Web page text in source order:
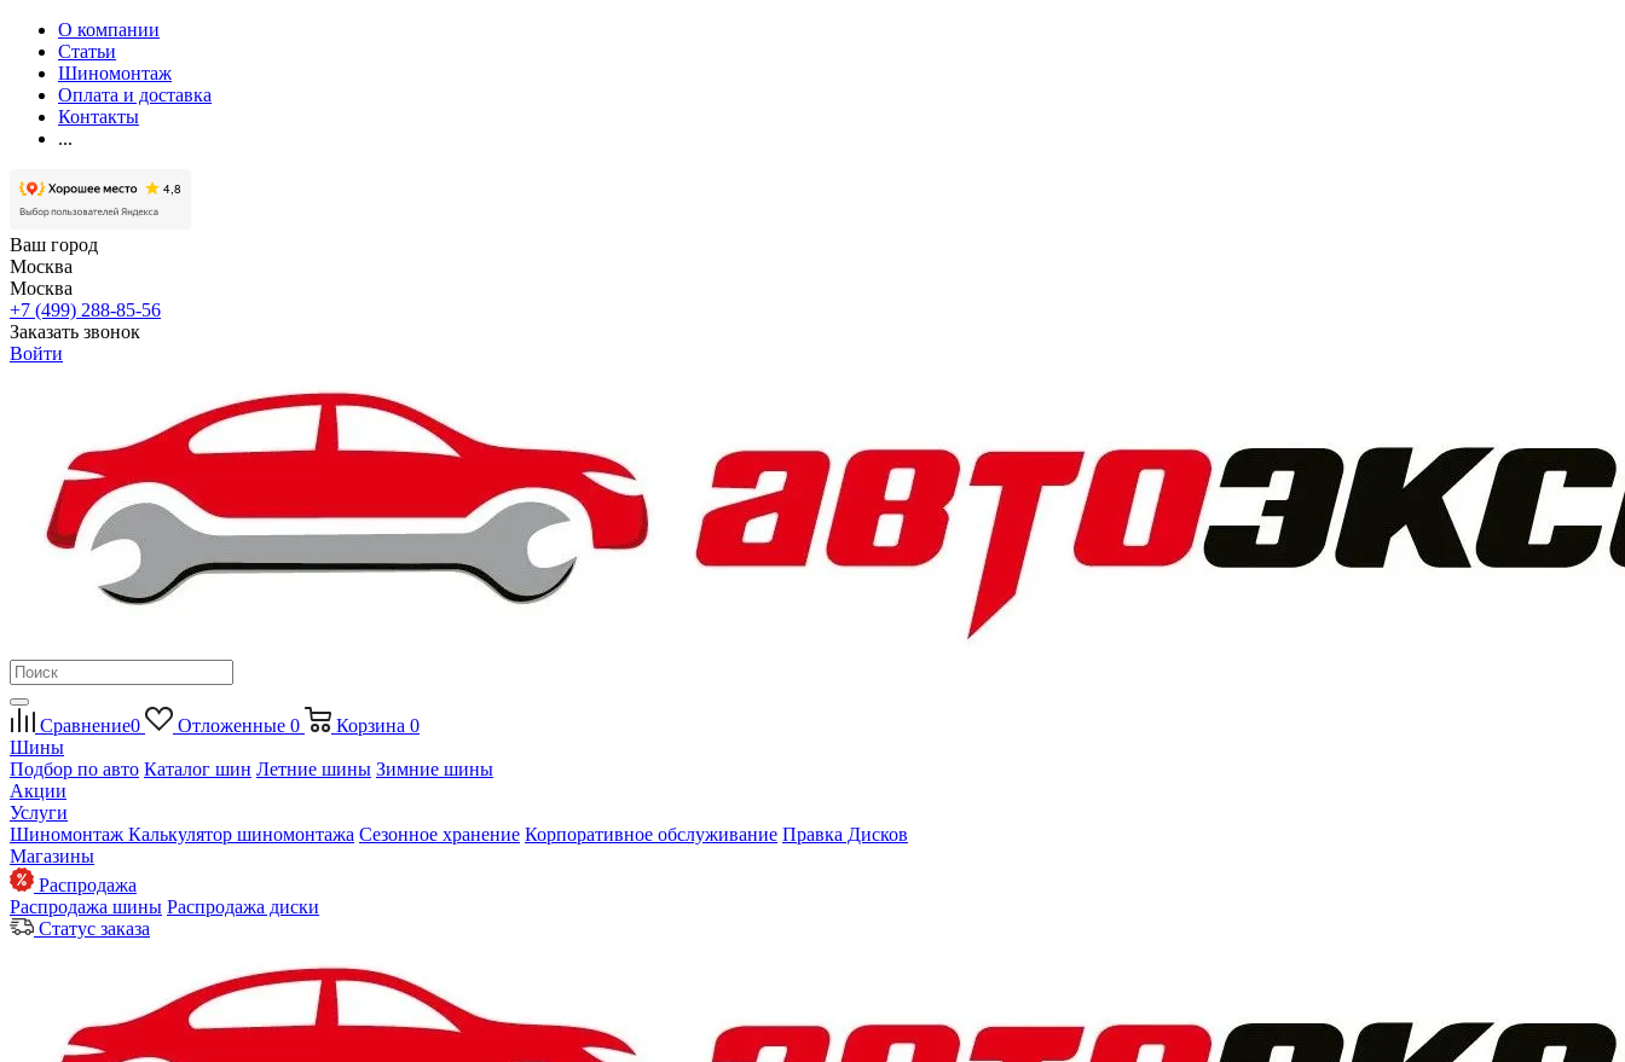
О компании
Статьи
Шиномонтаж
Оплата и доставка
Контакты
...
Ваш город
Москва
Москва
+7 (499) 288-85-56
Заказать звонок
Войти
Сравнение0 Отложенные 0 Корзина 0
Шины
Подбор по авто Каталог шин Летние шины Зимние шины
Акции
Услуги
Шиномонтаж Калькулятор шиномонтажа Сезонное хранение Корпоративное обслуживание Правка Дисков
Магазины
Распродажа
Распродажа шины Распродажа диски
Статус заказа